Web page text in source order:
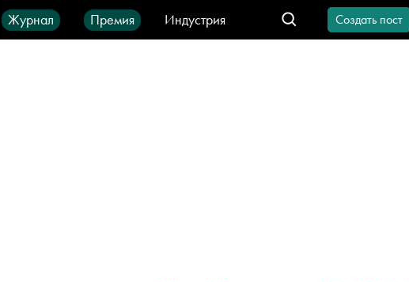
Журнал Премия
Индустрия
Город IT-продукты
Создать пост